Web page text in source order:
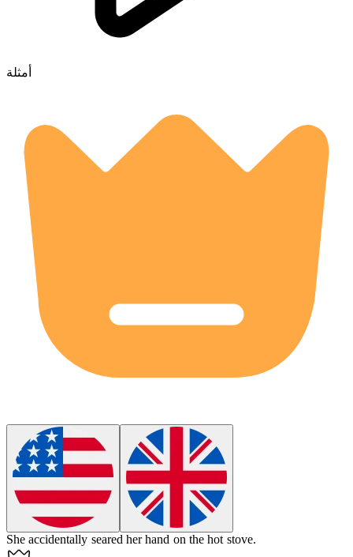
أمثلة
She accidentally seared her hand on the hot stove.